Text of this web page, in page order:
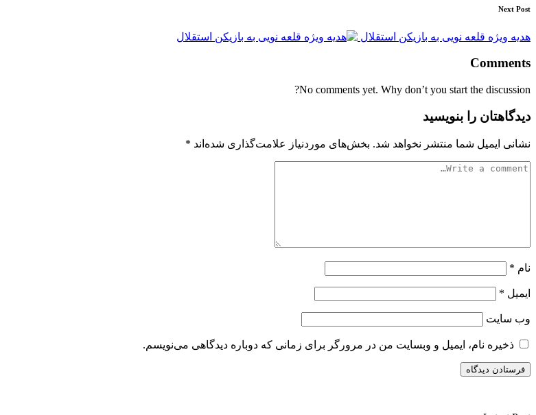
Next Post
هدیه ویژه قلعه نویی به بازیکن استقلال
Comments
No comments yet. Why don’t you start the discussion?
دیدگاهتان را بنویسید
نشانی ایمیل شما منتشر نخواهد شد. بخش‌های موردنیاز علامت‌گذاری شده‌اند *
نام *
ایمیل *
وب‌ سایت
ذخیره نام، ایمیل و وبسایت من در مرورگر برای زمانی که دوباره دیدگاهی می‌نویسم.